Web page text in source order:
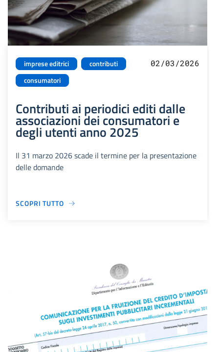
imprese editrici
contributi
consumatori
02/03/2026
Contributi ai periodici editi dalle
associazioni dei consumatori e
degli utenti anno 2025
Il 31 marzo 2026 scade il termine per la presentazione
delle domande
SCOPRI TUTTO